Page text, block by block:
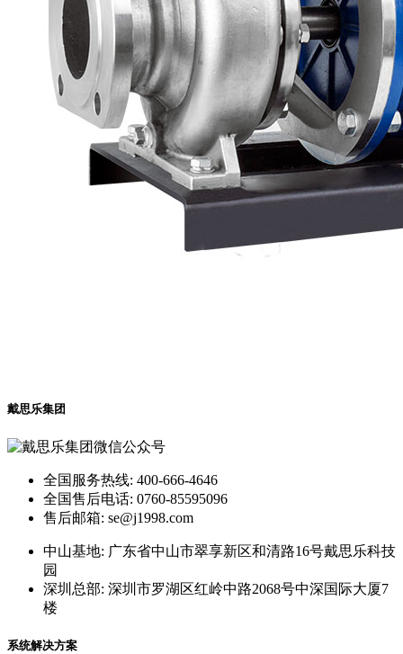
戴思乐集团
全国服务热线: 400-666-4646
全国售后电话: 0760-85595096
售后邮箱: se@j1998.com
中山基地: 广东省中山市翠享新区和清路16号戴思乐科技
园
深圳总部: 深圳市罗湖区红岭中路2068号中深国际大厦7
楼
系统解决方案